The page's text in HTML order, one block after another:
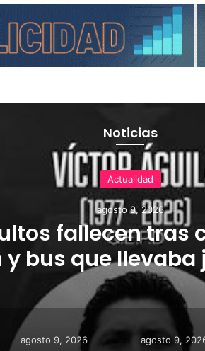
Noticias
Actualidad
agosto 9, 2026
fallecen tras
bus que llevaba
Temuco en La
agosto 9, 2026 agosto 9,